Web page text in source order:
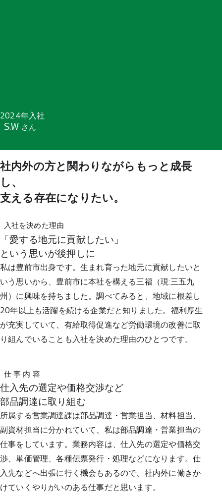
S.W さん
2024年入社
社内外の方と関わりながらもっと成長
し、
支える存在になりたい。
入社を決めた理由
「愛する地元に貢献したい」
という思いが後押しに
私は豊前市出身です。生まれ育った地元に貢献したいと
いう思いから、豊前市に本社を構える三福（現:三五九
州）に興味を持ちました。調べてみると、地域に根差し
20年以上も活躍を続ける企業だと知りました。福利厚生
が充実していて、有給取得促進など労働環境の改善に取
り組んでいることも入社を決めた理由のひとつです。
仕 事 内 容
仕入先の選定や価格交渉など
部品調達に取り組む
所属する営業調達課は部品調達・営業担当、材料担当、
副資材担当に分かれていて、私は部品調達・営業担当の
仕事をしています。業務内容は、仕入先の選定や価格交
渉、単価管理、各種伝票発行・処理などになります。仕
入先などへ出張に行く機会もあるので、社内外に働きか
けていくやりがいのある仕事だと思います。